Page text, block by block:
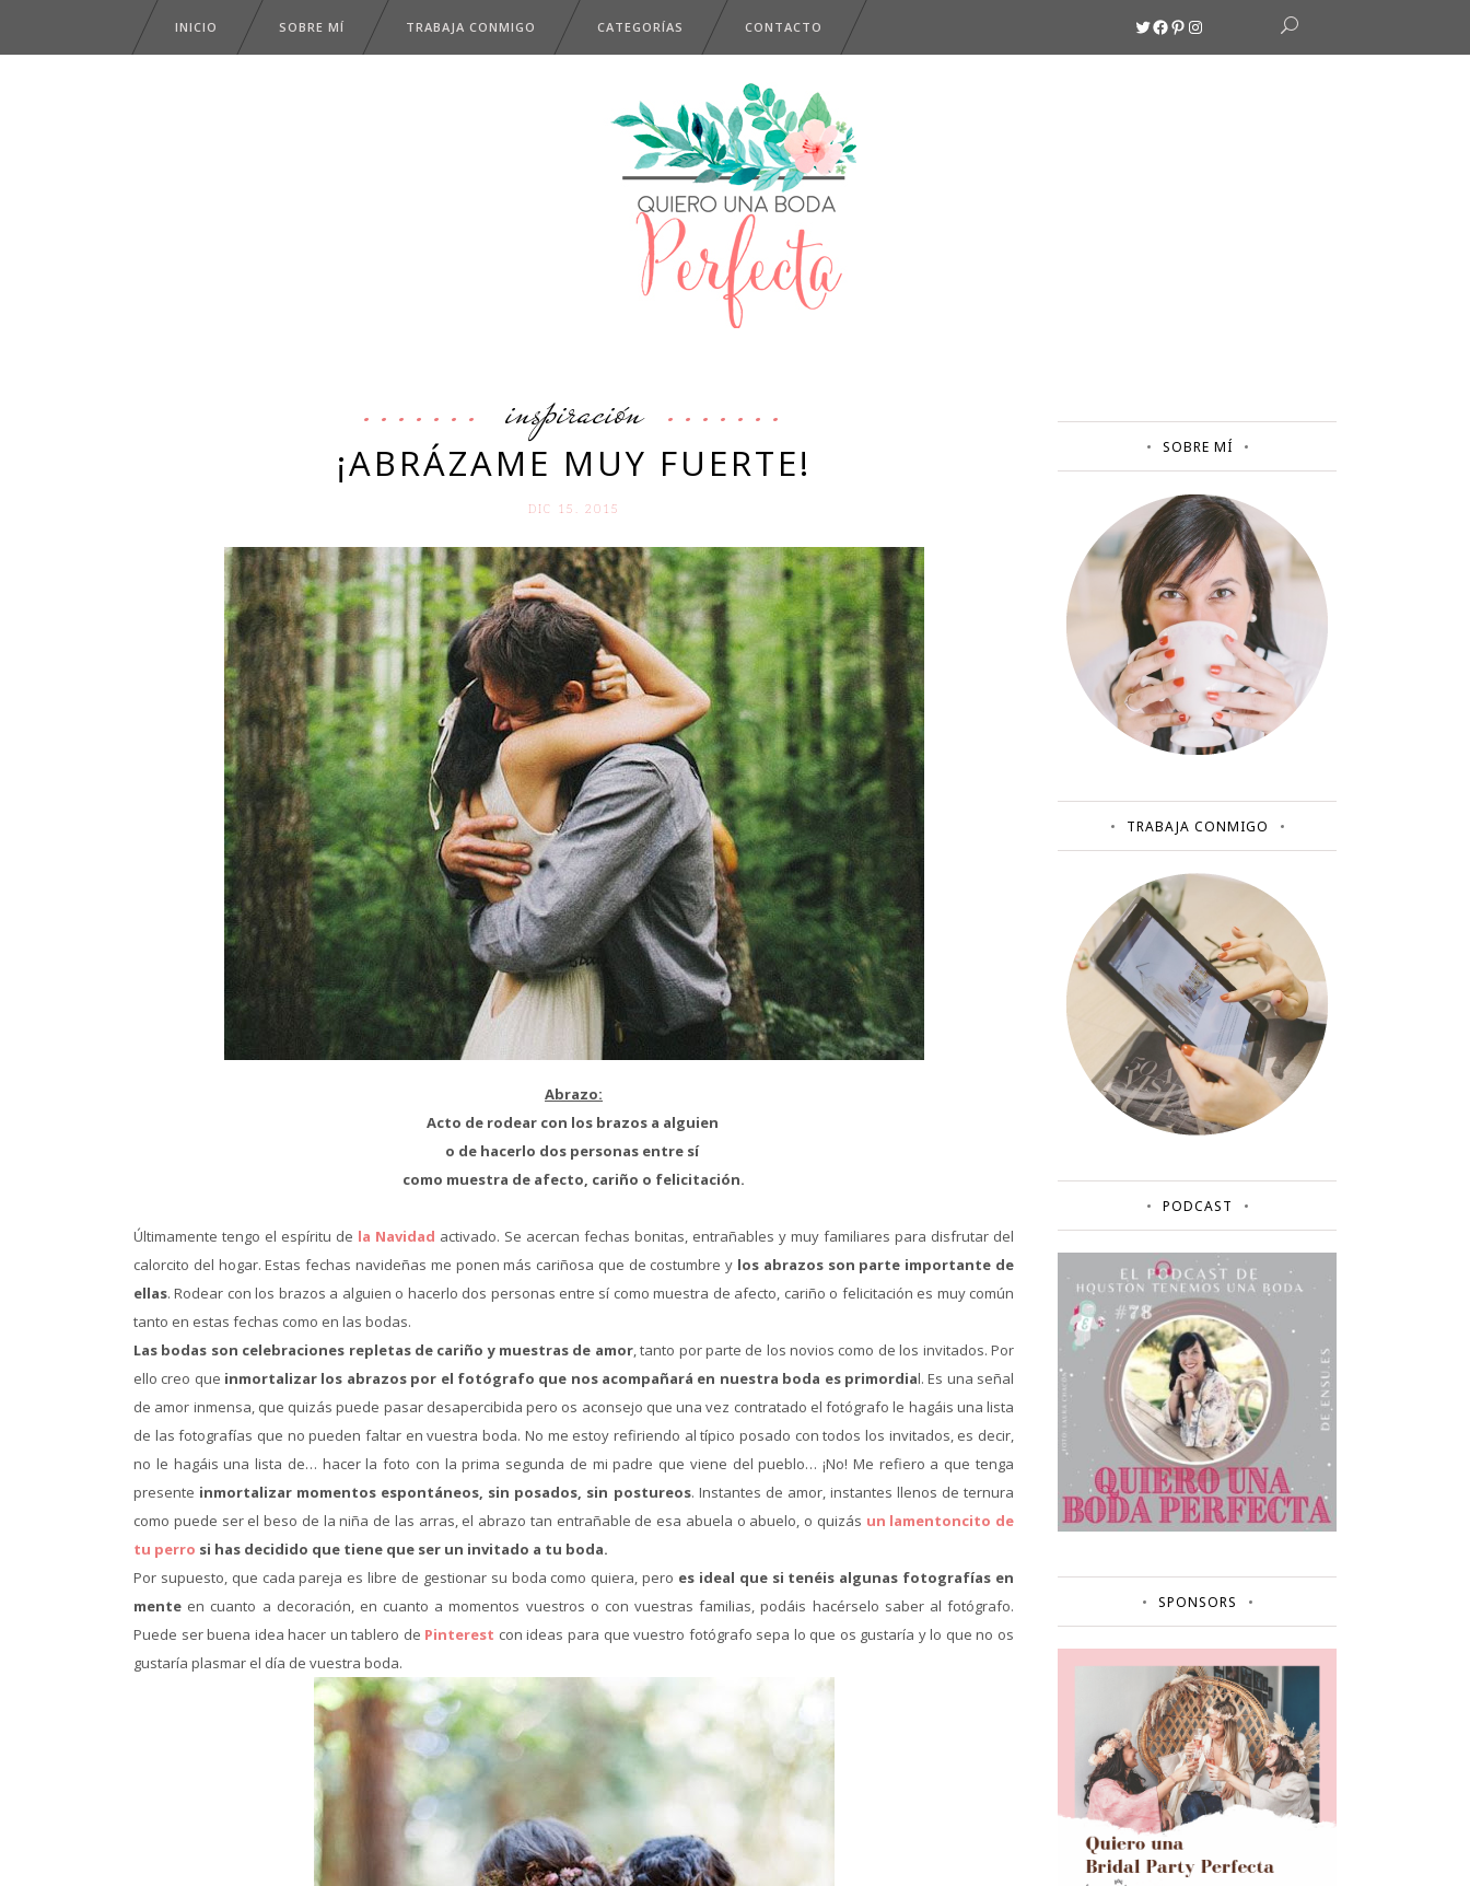
INICIO SOBRE MÍ TRABAJA CONMIGO CATEGORÍAS CONTACTO Twitter
Facebook
Pinterest
Instagram
inspiración
¡ABRÁZAME MUY FUERTE!
DIC 15. 2015
Abrazo:
Acto de rodear con los brazos a alguien
o de hacerlo dos personas entre sí
como muestra de afecto, cariño o felicitación.
Últimamente tengo el espíritu de la Navidad activado. Se acercan fechas bonitas, entrañables y muy familiares para disfrutar del
calorcito del hogar. Estas fechas navideñas me ponen más cariñosa que de costumbre y los abrazos son parte importante de
ellas. Rodear con los brazos a alguien o hacerlo dos personas entre sí como muestra de afecto, cariño o felicitación es muy común
tanto en estas fechas como en las bodas.
Las bodas son celebraciones repletas de cariño y muestras de amor, tanto por parte de los novios como de los invitados. Por
ello creo que inmortalizar los abrazos por el fotógrafo que nos acompañará en nuestra boda es primordial. Es una señal
de amor inmensa, que quizás puede pasar desapercibida pero os aconsejo que una vez contratado el fotógrafo le hagáis una lista
de las fotografías que no pueden faltar en vuestra boda. No me estoy refiriendo al típico posado con todos los invitados, es decir,
no le hagáis una lista de… hacer la foto con la prima segunda de mi padre que viene del pueblo… ¡No! Me refiero a que tenga
presente inmortalizar momentos espontáneos, sin posados, sin postureos. Instantes de amor, instantes llenos de ternura
como puede ser el beso de la niña de las arras, el abrazo tan entrañable de esa abuela o abuelo, o quizás un lamentoncito de
tu perro si has decidido que tiene que ser un invitado a tu boda.
Por supuesto, que cada pareja es libre de gestionar su boda como quiera, pero es ideal que si tenéis algunas fotografías en
mente en cuanto a decoración, en cuanto a momentos vuestros o con vuestras familias, podáis hacérselo saber al fotógrafo.
Puede ser buena idea hacer un tablero de Pinterest con ideas para que vuestro fotógrafo sepa lo que os gustaría y lo que no os
gustaría plasmar el día de vuestra boda.
SOBRE MÍ
TRABAJA CONMIGO
PODCAST
SPONSORS